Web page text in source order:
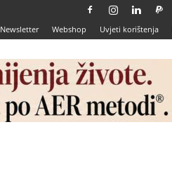
Newsletter Webshop Uvjeti korištenja